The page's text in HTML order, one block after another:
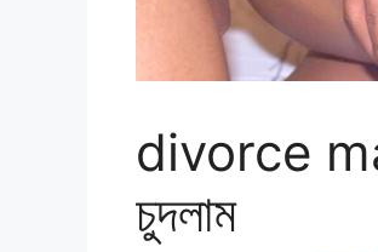
divorce
চুদলাম